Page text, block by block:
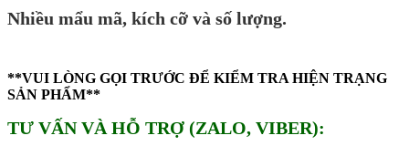
Nhiều mẩu mã, kích cỡ và số lượng.
**VUI LÒNG GỌI TRƯỚC ĐỂ KIỂM TRA HIỆN TRẠNG
SẢN PHẨM**
TƯ VẤN VÀ HỖ TRỢ (ZALO, VIBER):